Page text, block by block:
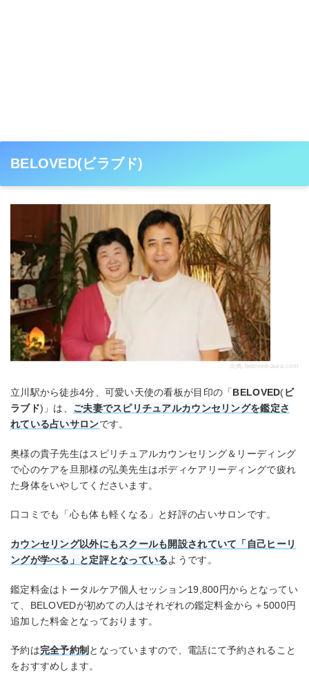
BELOVED(ビラブド)
出典: beloved-aura.com
立川駅から徒歩4分、可愛い天使の看板が目印の「BELOVED(ビ
ラブド)」は、 ご夫妻でスピリチュアルカウンセリングを鑑定さ
れている占いサロンです。
奥様の貴子先生はスピリチュアルカウンセリング＆リーディング
で心のケアを旦那様の弘美先生はボディケアリーディングで疲れ
た身体をいやしてくださいます。
口コミでも「心も体も軽くなる」と好評の占いサロンです。
カウンセリング以外にもスクールも開設されていて「自己ヒーリ
ングが学べる」と定評となっているようです。
鑑定料金はトータルケア個人セッション19,800円からとなってい
て、BELOVEDが初めての人はそれぞれの鑑定料金から＋5000円
追加した料金となっております。
予約は完全予約制 となっていますので、電話にて予約されること
をおすすめします。